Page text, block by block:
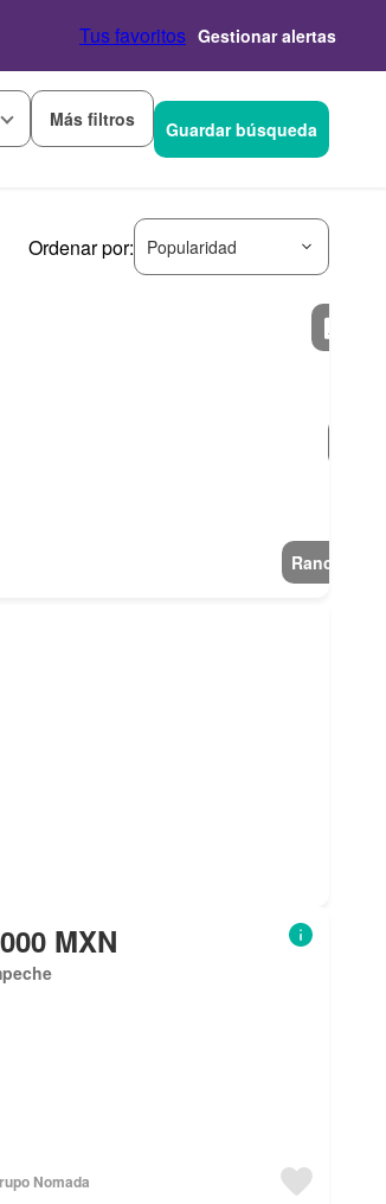
Tus favoritos Gestionar alertas
Más filtros Guardar búsqueda
Ordenar por: Popularidad
Rancho
MXN
Nomada